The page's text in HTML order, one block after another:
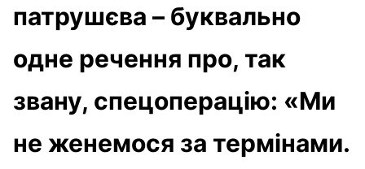
патрушєва – буквально
одне речення про, так
звану, спецоперацію: «Ми
не женемося за термінами.